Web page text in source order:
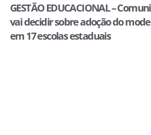
GESTÃO EDUCACIONAL –
vai decidir sobre adoção do
em 17 escolas estaduais